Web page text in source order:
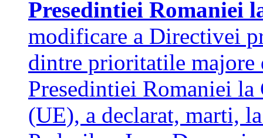
Presedintiei Romaniei
modificare a Directivei
dintre prioritatile
Presedintiei Romaniei
(UE), a declarat, marti,